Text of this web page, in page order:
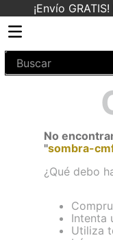
¡Envío
Buscar
No
"sombra-
¿Qué debo
Intenta
Utiliza